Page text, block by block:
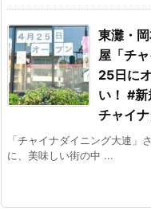
東灘・
屋「チ
25日に
い！ #
チャイ
「チャイナダイニング大連」
に、美味しい街の中 ...